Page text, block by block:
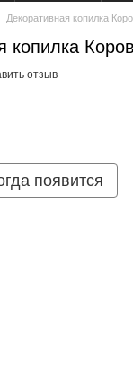
Декоративная копилка
копилка
отзыв
появится